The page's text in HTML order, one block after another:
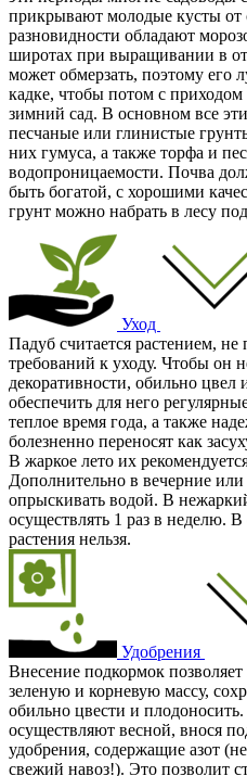
прикрывают молодые кусты
разновидности обладают
широтах при выращивании в
может обмерзать, поэтому его
кадке, чтобы потом с приходом
зимний сад. В основном все
песчаные или глинистые
них гумуса, а также торфа и
водопроницаемости. Почва
быть богатой, с хорошими
грунт можно набрать в лесу
Уход
Падуб считается растением,
требований к уходу. Чтобы он
декоративности, обильно
обеспечить для него
теплое время года, а также
болезненно переносят как
В жаркое лето их
Дополнительно в вечерние
опрыскивать водой. В
осуществлять 1 раз в неделю.
растения нельзя.
Удобрения
Внесение подкормок
зеленую и корневую массу,
обильно цвести и
осуществляют весной, внося
удобрения, содержащие азот
свежий навоз!). Это позволит